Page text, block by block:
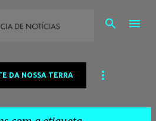
DA NOSSA TERRA